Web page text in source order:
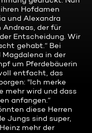
Hofdamen
und Alexandra
der für
Entscheidung. Wir
gehabt.“ Bei
in der
um Pferdebäuerin
entfacht, das
"Ich merke
mehr wird und dass
anfangen.“
diese Herren
Jungs sind super,
mehr der